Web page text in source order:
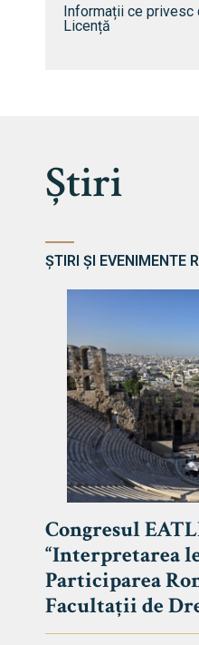
Informații ce privesc
Licență
Știri
ȘTIRI ȘI EVENIMENTE
Congresul
“Interpretarea
Participarea
Facultații de